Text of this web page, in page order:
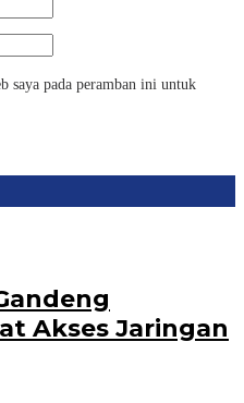
saya pada peramban ini untuk
Akses Jaringan